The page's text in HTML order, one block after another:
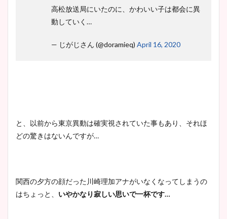
池谷実悠アナのメガネ画像が
まとめた！
高松放送局にいたのに、かわいい子は都会に異
動していく…
— じがじさん (@doramieq) April 16, 2020
と、以前から東京異動は確実視されていた事もあり、それほ
どの驚きはないんですが…
関西の夕方の顔だった川崎理加アナがいなくなってしまうの
はちょっと、 いやかなり寂しい思いで一杯です…